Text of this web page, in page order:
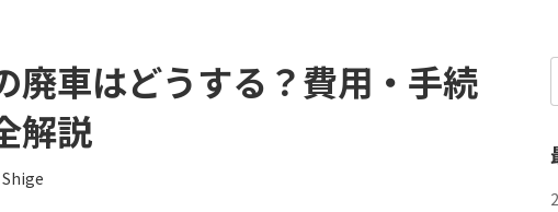
廃車はどうする？費用・手続
解説
Shige